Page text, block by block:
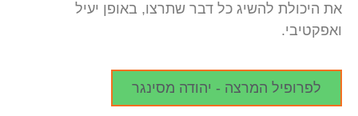
את היכולת להשיג כל דבר שתרצו, באופן יעיל
ואפקטיבי.
לפרופיל המרצה - יהודה מסינגר